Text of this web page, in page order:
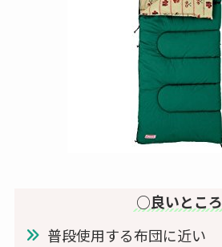
○良いところ
普段使用する布団に近い